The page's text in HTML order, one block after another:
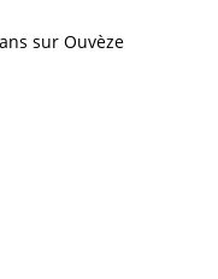
sur Ouvèze